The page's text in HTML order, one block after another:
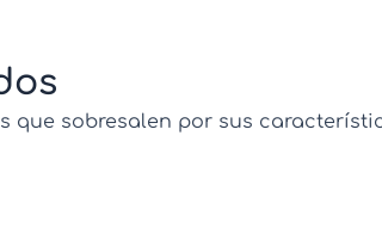
que sobresalen por sus